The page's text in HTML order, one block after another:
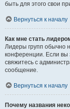
быть для этого свои
Вернуться к началу
Как мне стать
Лидеры групп обычно
конференции. Если вы
свяжитесь с
сообщение.
Вернуться к началу
Почему названия